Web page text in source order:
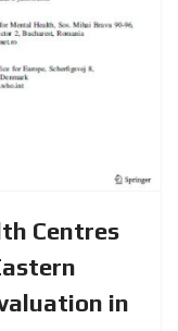
Centres
in